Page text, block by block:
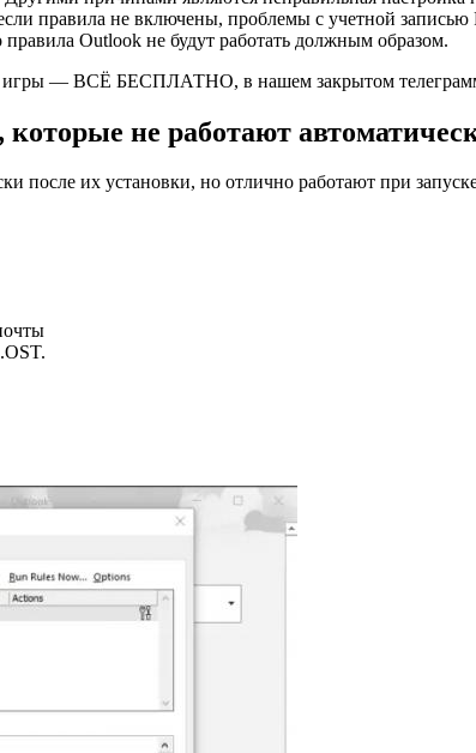
правила не включены, проблемы с учетной
Outlook не будут работать должным образом.
игры — ВСЁ БЕСПЛАТНО, в нашем закрытом
не работают
после их установки, но отлично работают при